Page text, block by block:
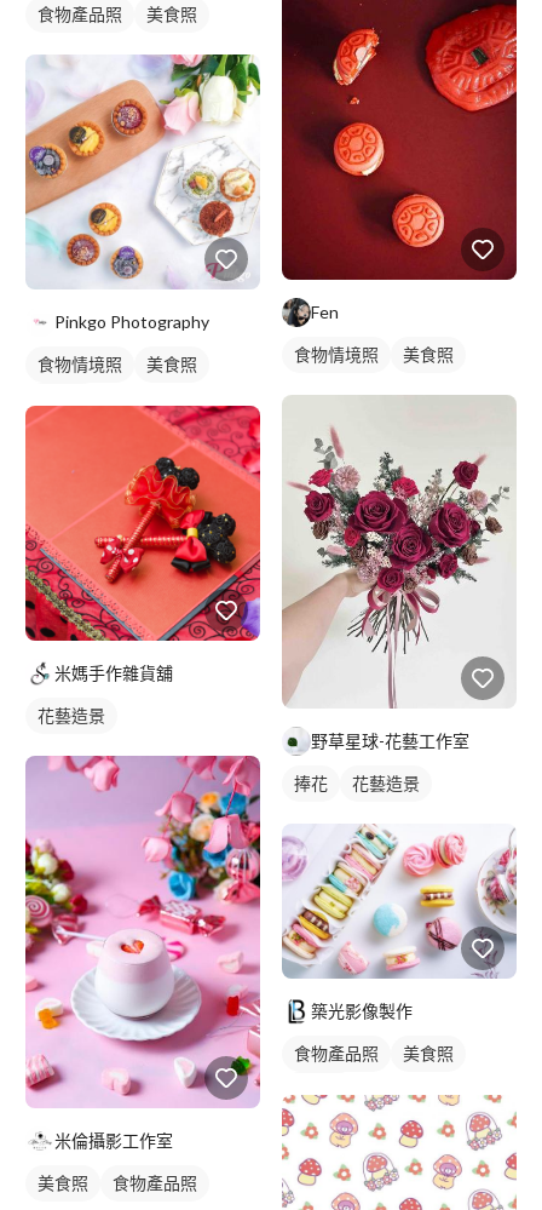
食物產品照 美食照
Pinkgo Photography
食物情境照
美食照
米媽手作雜貨舖
花藝造景
米倫攝影工作室
美食照 食物產品照
Fen
食物情境照 美食照
野草星球-花藝工作室
捧花 花藝造景
築光影像製作
食物產品照
美食照